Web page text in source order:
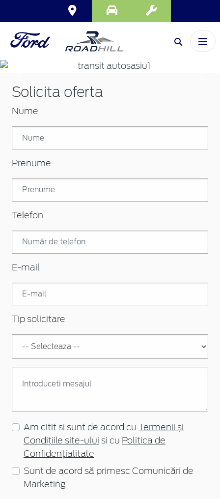
Solicita oferta
Nume
Prenume
Telefon
E-mail
Tip solicitare
Am citit si sunt de acord cu
Termenii și
Condițiile site-ului si cu Politica de
Confidențialitate
Sunt de acord să primesc Comunicări de
Marketing